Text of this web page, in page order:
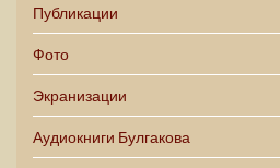
Публикации
Фото
Экранизации
Аудиокниги Булгакова